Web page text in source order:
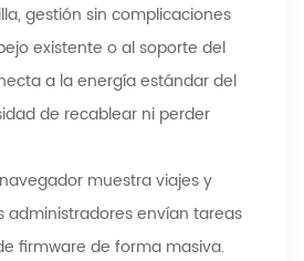
gestión sin complicaciones
existente o al soporte del
a la energía estándar del
de recablear ni perder
muestra viajes y
administradores envían tareas
firmware de forma masiva.